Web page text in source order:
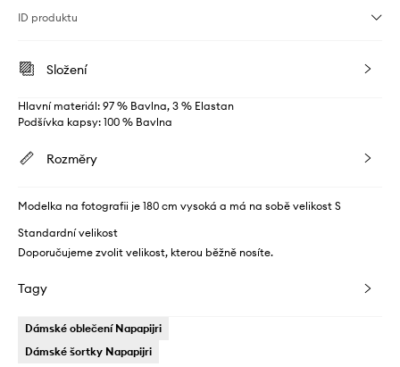
ID produktu
Složení
Hlavní materiál: 97 % Bavlna, 3 % Elastan
Podšívka kapsy: 100 % Bavlna
Rozměry
Modelka na fotografii je 180 cm vysoká a má na sobě velikost S
Standardní velikost
Doporučujeme zvolit velikost, kterou běžně nosíte.
Tagy
Dámské oblečení Napapijri
Dámské šortky Napapijri